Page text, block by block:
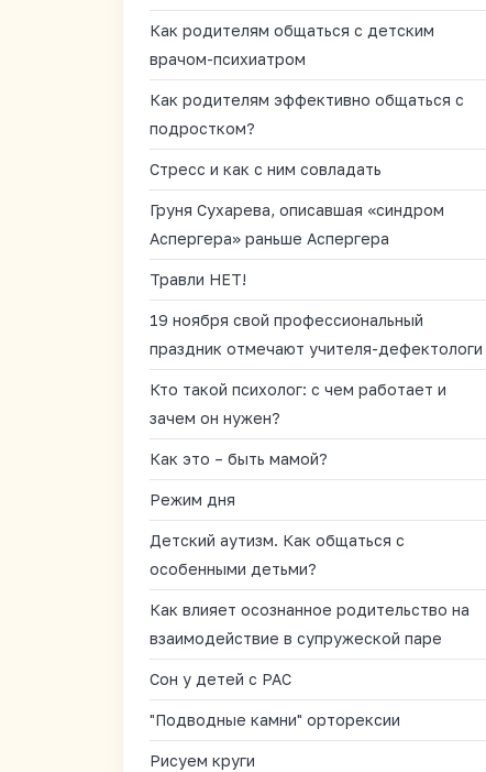
Как родителям общаться с детским
врачом-психиатром
Как родителям эффективно общаться с
подростком?
Стресс и как с ним совладать
Груня Сухарева, описавшая «синдром
Аспергера» раньше Аспергера
Травли НЕТ!
19 ноября свой профессиональный
праздник отмечают учителя-дефектологи
Кто такой психолог: с чем работает и
зачем он нужен?
Как это – быть мамой?
Режим дня
Детский аутизм. Как общаться с
особенными детьми?
Как влияет осознанное родительство на
взаимодействие в супружеской паре
Сон у детей с РАС
"Подводные камни" орторексии
Рисуем круги